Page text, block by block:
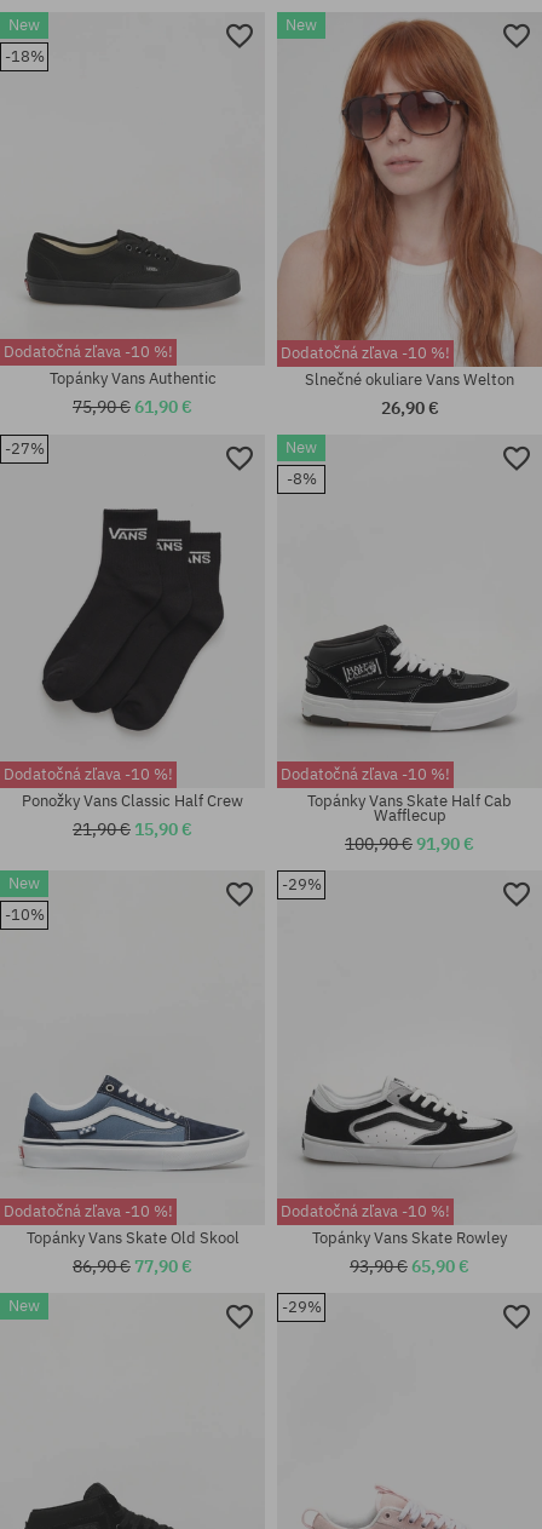
Dostupné veľkosti:
37; 38; 38.5; 39; 40; 40.5; 41;
42; 42.5; 43; 44; 44.5; 45; 46;
Dostupné veľkosti:
S; M; L; XL
Dostupné veľkosti:
36; 36.5; 37; 38.5; 40; 40.5; 41;
New
-18%
Dostupné veľkosti:
36.5; 38; 38.5; 40; 40.5; 41; 42;
42.5; 43; 44; 44.5; 46; 47
Dodatočná zľava -10 %!
Topánky Vans Authentic
75,90 €61,90 €
New
Dodatočná zľava -10 %!
Slnečné okuliare Vans Welton
26,90 €
-27%
Dodatočná zľava -10 %!
Ponožky Vans Classic Half Crew
21,90 € 15,90 €
New
-8%
Dostupné veľkosti:
Dodatočná zľava -10 %!
Topánky Vans Skate Half Cab
Wafflecup
100,90 €91,90 €
New
-10%
Dodatočná zľava -10 %!
Topánky Vans Skate Old Skool
86,90 € 77,90 €
-29%
Dodatočná zľava -10 %!
Topánky Vans Skate Rowley
93,90 €65,90 €
New -29%